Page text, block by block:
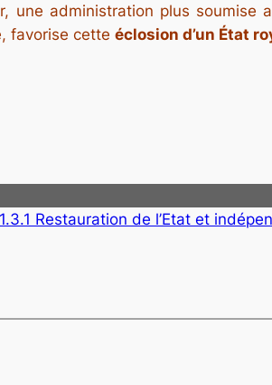
une administration plus
favorise cette éclosion d’un État
1.3.1 Restauration de l’Etat et